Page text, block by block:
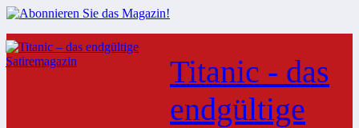
Zum
Inhalt
springen
Titanic - das
endgültige